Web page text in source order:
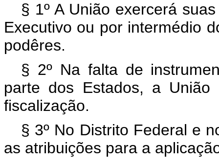
§ 1º A União exercerá
Executivo ou por intermédio
podêres.
§ 2º Na falta de
parte dos Estados, a União
fiscalização.
§ 3º No Distrito Federal e
as atribuições para a